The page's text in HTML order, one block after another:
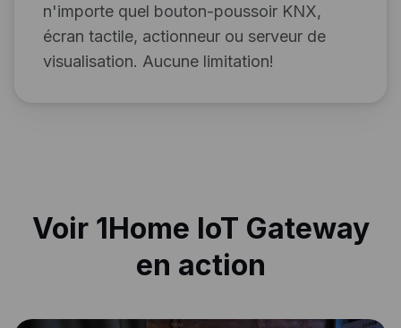
n'importe quel bouton-poussoir KNX,
écran tactile, actionneur ou serveur de
visualisation. Aucune limitation!
Voir 1Home IoT Gateway
en action